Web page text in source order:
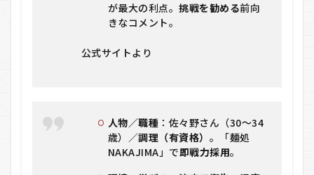
が最大の利点。挑戦を勧める前向
きなコメント。
公式サイトより
人物／職種 ：佐々野さん（30〜34
歳）／調理（有資格） 。「麺処
NAKAJIMA」で即戦力採用。